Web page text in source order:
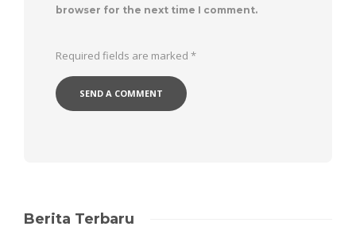
browser for the next time I comment.
Required fields are marked *
Berita Terbaru